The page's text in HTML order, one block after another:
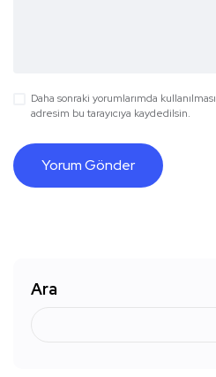
Daha sonraki yorumlarımda
adresim bu tarayıcıya kaydedilsin.
Ara